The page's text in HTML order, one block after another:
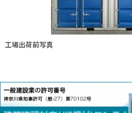
工場出荷前写真